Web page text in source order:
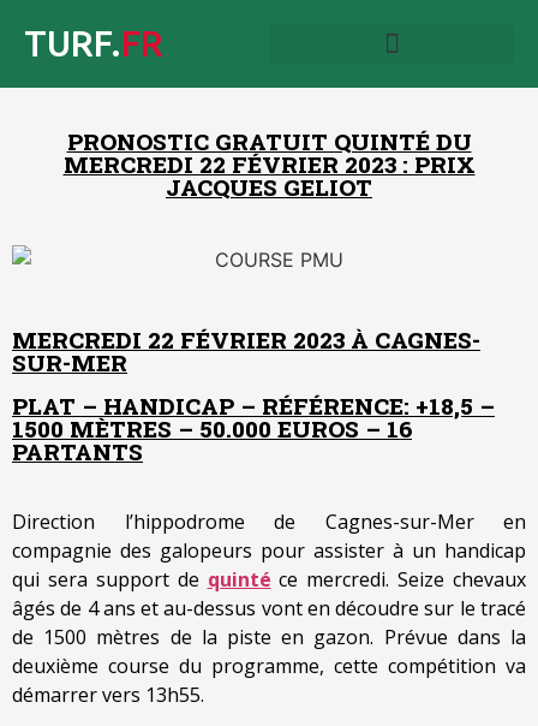
TURF.FR
PRONOSTIC GRATUIT QUINTÉ DU
MERCREDI 22 FÉVRIER 2023 : PRIX
JACQUES GELIOT
MERCREDI 22 FÉVRIER 2023 À CAGNES-
SUR-MER
PLAT – HANDICAP – RÉFÉRENCE: +18,5 –
1500 MÈTRES – 50.000 EUROS – 16
PARTANTS
Direction l’hippodrome de Cagnes-sur-Mer en
compagnie des galopeurs pour assister à un handicap
qui sera support de quinté ce mercredi. Seize chevaux
âgés de 4 ans et au-dessus vont en découdre sur le tracé
de 1500 mètres de la piste en gazon. Prévue dans la
deuxième course du programme, cette compétition va
démarrer vers 13h55.